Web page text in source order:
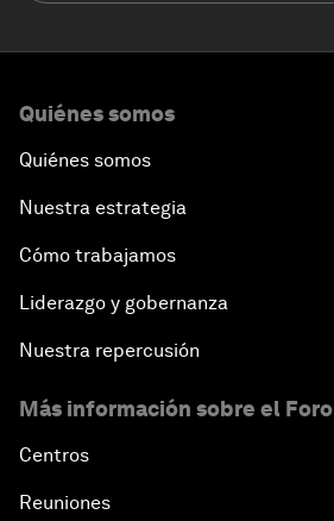
Quiénes somos
Quiénes somos
Nuestra estrategia
Cómo trabajamos
Liderazgo y gobernanza
Nuestra repercusión
Más información sobre el Foro
Centros
Reuniones